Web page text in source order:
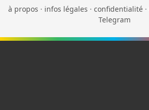
à propos · infos légales · confidentialité ·
Telegram